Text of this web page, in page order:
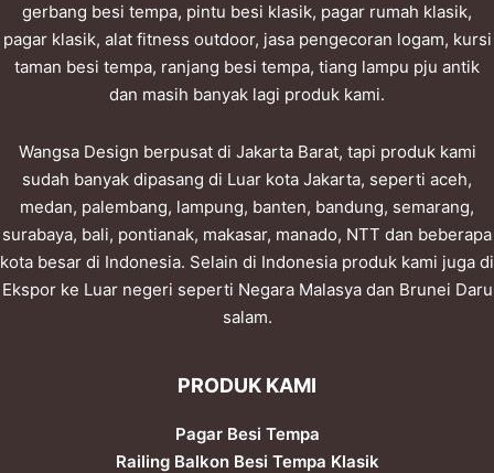
gerbang besi tempa, pintu besi klasik, pagar rumah klasik,
pagar klasik, alat fitness outdoor, jasa pengecoran logam, kursi
taman besi tempa, ranjang besi tempa, tiang lampu pju antik
dan masih banyak lagi produk kami.
Wangsa Design berpusat di Jakarta Barat, tapi produk kami
sudah banyak dipasang di Luar kota Jakarta, seperti aceh,
medan, palembang, lampung, banten, bandung, semarang,
surabaya, bali, pontianak, makasar, manado, NTT dan beberapa
kota besar di Indonesia. Selain di Indonesia produk kami juga di
Ekspor ke Luar negeri seperti Negara Malasya dan Brunei Daru
salam.
PRODUK KAMI
Pagar Besi Tempa
Railing Balkon Besi Tempa Klasik